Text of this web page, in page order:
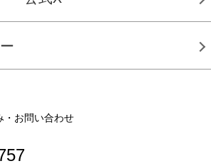
・お問い合わせ